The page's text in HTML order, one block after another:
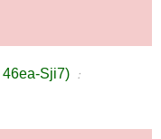
46ea-Sji7) ：